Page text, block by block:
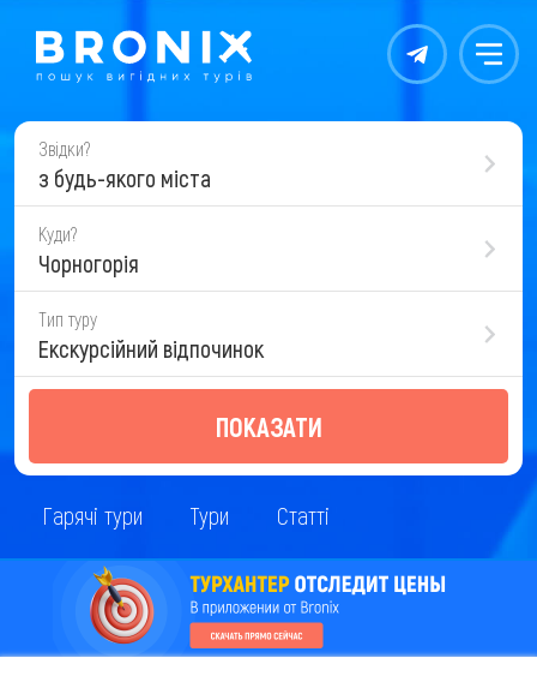
Контакты Меню
Звідки?
з будь-якого міста
Куди?
Чорногорія
Тип туру
Екскурсійний відпочинок
ПОКАЗАТИ
Гарячі тури Тури Статті